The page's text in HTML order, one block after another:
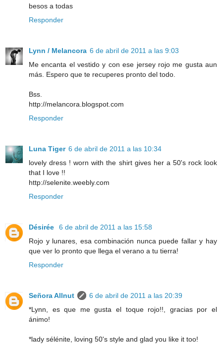
besos a todas
Responder
Lynn / Melancora 6 de abril de 2011 a las 9:03
Me encanta el vestido y con ese jersey rojo me gusta aun
más. Espero que te recuperes pronto del todo.
Bss.
http://melancora.blogspot.com
Responder
Luna Tiger 6 de abril de 2011 a las 10:34
lovely dress ! worn with the shirt gives her a 50's rock look
that I love !!
http://selenite.weebly.com
Responder
Désirée
6 de abril de 2011 a las 15:58
Rojo y lunares, esa combinación nunca puede fallar y hay
que ver lo pronto que llega el verano a tu tierra!
Responder
Señora Allnut
6 de abril de 2011 a las 20:39
*Lynn, es que me gusta el toque rojo!!, gracias por el
ánimo!
*lady sélénite, loving 50's style and glad you like it too!